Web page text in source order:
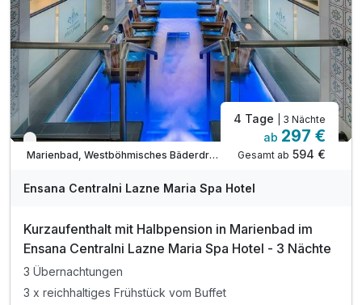
Verfügbar bis Dezember
Marienbad, Westböhmisches Bäderdreieck
4 Tage | 3 Nächte
ab 297 €
Gesamt ab 594 €
Ensana Centralni Lazne Maria Spa Hotel
Kurzaufenthalt mit Halbpension in Marienbad im
Ensana Centralni Lazne Maria Spa Hotel - 3 Nächte
3 Übernachtungen
3 x reichhaltiges Frühstück vom Buffet